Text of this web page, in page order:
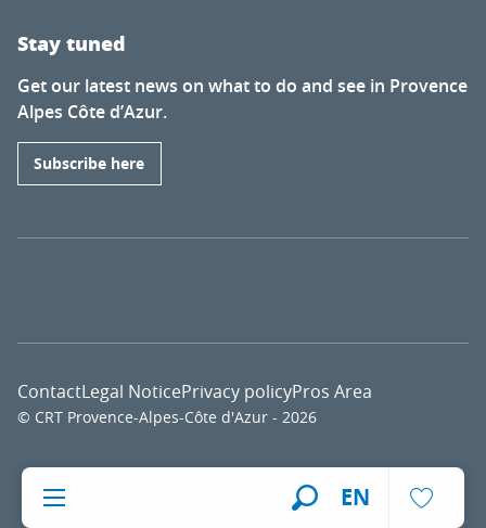
EN
Stay tuned
Get our latest news on what to do and see in Provence
Alpes Côte d’Azur.
Subscribe here
© CRT Provence-Alpes-Côte d'Azur - 2026
ContactLegal NoticePrivacy policyPros Area